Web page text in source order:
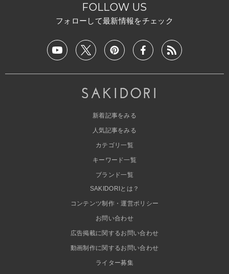
FOLLOW US
フォローして最新情報をチェック
新着記事をみる
人気記事をみる
カテゴリ一覧
キーワード一覧
ブランド一覧
SAKIDORIとは？
コンテンツ制作・運営ポリシー
お問い合わせ
広告掲載に関するお問い合わせ
動画制作に関するお問い合わせ
ライター募集